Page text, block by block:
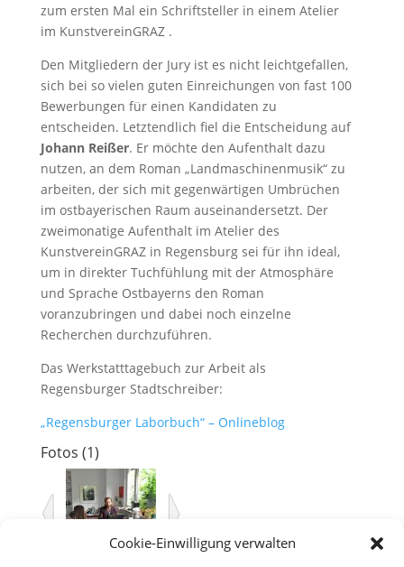
Cookie-Einwilligung verwalten
zum ersten Mal ein Schriftsteller in einem Atelier
im KunstvereinGRAZ .
Den Mitgliedern der Jury ist es nicht leichtgefallen,
sich bei so vielen guten Einreichungen von fast 100
Bewerbungen für einen Kandidaten zu
entscheiden. Letztendlich fiel die Entscheidung auf
Johann Reißer. Er möchte den Aufenthalt dazu
nutzen, an dem Roman „Landmaschinenmusik“ zu
arbeiten, der sich mit gegenwärtigen Umbrüchen
im ostbayerischen Raum auseinandersetzt. Der
zweimonatige Aufenthalt im Atelier des
KunstvereinGRAZ in Regensburg sei für ihn ideal,
um in direkter Tuchfühlung mit der Atmosphäre
und Sprache Ostbayerns den Roman
voranzubringen und dabei noch einzelne
Recherchen durchzuführen.
Das Werkstatttagebuch zur Arbeit als
Regensburger Stadtschreiber:
„Regensburger Laborbuch“ – Onlineblog
Fotos (1)